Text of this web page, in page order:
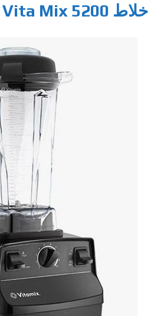
خلاط Vita Mix 5200